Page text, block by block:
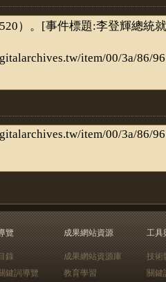
覽
錄
鍵詞導覽
成果網站資源
成果網站資源庫
教育學習
工具
技術
關鍵